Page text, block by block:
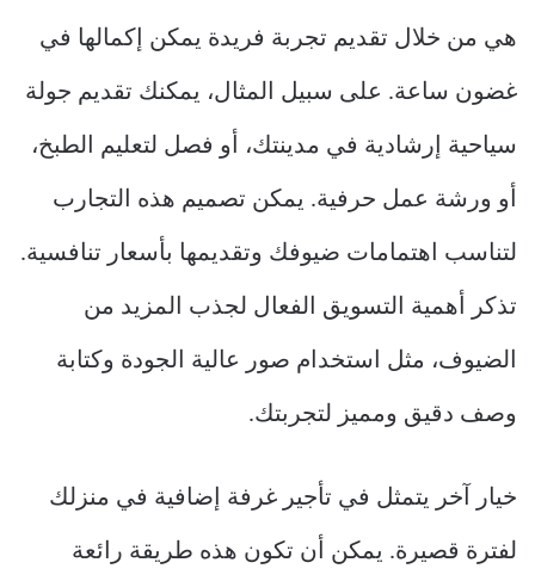
هي من خلال تقديم تجربة فريدة يمكن إكمالها في
غضون ساعة. على سبيل المثال، يمكنك تقديم جولة
سياحية إرشادية في مدينتك، أو فصل لتعليم الطبخ،
أو ورشة عمل حرفية. يمكن تصميم هذه التجارب
لتناسب اهتمامات ضيوفك وتقديمها بأسعار تنافسية.
تذكر أهمية التسويق الفعال لجذب المزيد من
الضيوف، مثل استخدام صور عالية الجودة وكتابة
وصف دقيق ومميز لتجربتك.
خيار آخر يتمثل في تأجير غرفة إضافية في منزلك
لفترة قصيرة. يمكن أن تكون هذه طريقة رائعة